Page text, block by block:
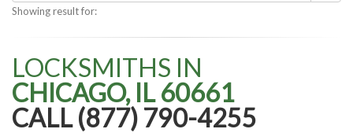
Showing result for:
LOCKSMITHS IN
CHICAGO, IL 60661
CALL (877) 790-4255